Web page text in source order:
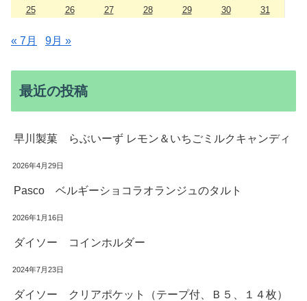
25
26 27 28 29 30 31
« 7月 9月 »
最近の投稿
早川製菓 らぶいーず レモン＆いちごミルクキャンディ
2026年4月29日
Pasco ベルギーショコラオランジュのタルト
2026年1月16日
ダイソー コインホルダー
2024年7月23日
ダイソー クリアポケット（テープ付、Ｂ５、１４枚）